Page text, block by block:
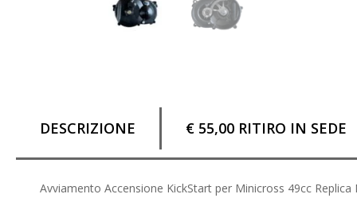
DESCRIZIONE € 55,00 RITIRO IN SEDE
Avviamento Accensione KickStart per Minicross 49cc Replica